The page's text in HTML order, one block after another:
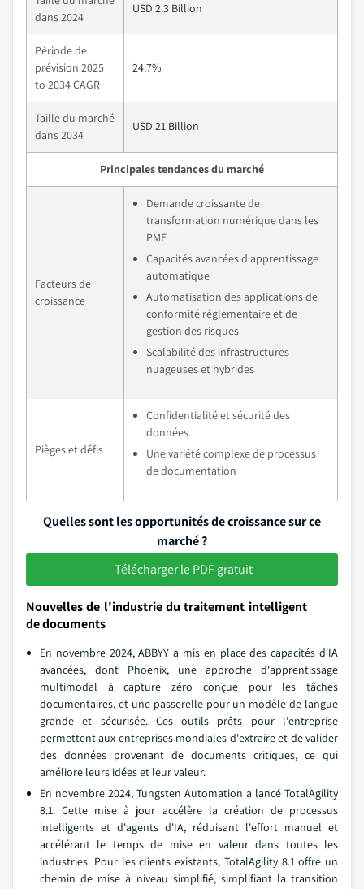
dans 2024
USD 2.3 Billion
Période de
prévision 2025
to 2034 CAGR
24.7%
Taille du marché
dans 2034
USD 21 Billion
Principales tendances du marché
Facteurs de
croissance
Demande croissante de
transformation numérique dans les
PME
Capacités avancées d apprentissage
automatique
Automatisation des applications de
conformité réglementaire et de
gestion des risques
Scalabilité des infrastructures
nuageuses et hybrides
Pièges et défis
Confidentialité et sécurité des
données
Une variété complexe de processus
de documentation
Quelles sont les opportunités de croissance sur ce
marché ?
Télécharger le PDF gratuit
Nouvelles de l'industrie du traitement intelligent
de documents
En novembre 2024, ABBYY a mis en place des capacités d'IA
avancées, dont Phoenix, une approche d'apprentissage
multimodal à capture zéro conçue pour les tâches
documentaires, et une passerelle pour un modèle de langue
grande et sécurisée. Ces outils prêts pour l'entreprise
permettent aux entreprises mondiales d'extraire et de valider
des données provenant de documents critiques, ce qui
améliore leurs idées et leur valeur.
En novembre 2024, Tungsten Automation a lancé TotalAgility
8.1. Cette mise à jour accélère la création de processus
intelligents et d'agents d'IA, réduisant l'effort manuel et
accélérant le temps de mise en valeur dans toutes les
industries. Pour les clients existants, TotalAgility 8.1 offre un
chemin de mise à niveau simplifié, simplifiant la transition